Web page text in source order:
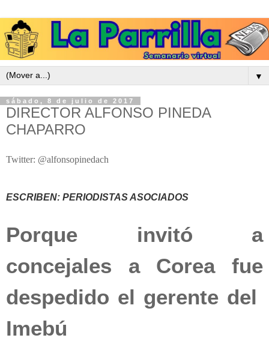
▼
sábado, 8 de julio de 2017
DIRECTOR ALFONSO PINEDA
CHAPARRO
Twitter: @alfonsopinedach
ESCRIBEN: PERIODISTAS ASOCIADOS
Porque invitó a
concejales a Corea fue
despedido el gerente del
Imebú